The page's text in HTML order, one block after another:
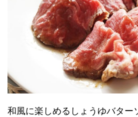
和風に楽しめるしょうゆバター